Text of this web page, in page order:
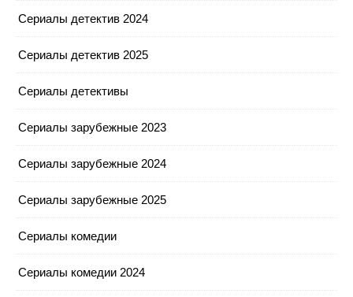
Сериалы детектив 2024
Сериалы детектив 2025
Сериалы детективы
Сериалы зарубежные 2023
Сериалы зарубежные 2024
Сериалы зарубежные 2025
Сериалы комедии
Сериалы комедии 2024